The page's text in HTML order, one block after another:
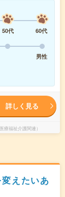
50代
60代
男性
詳しく見る
福祉介護関連）
えたいあ